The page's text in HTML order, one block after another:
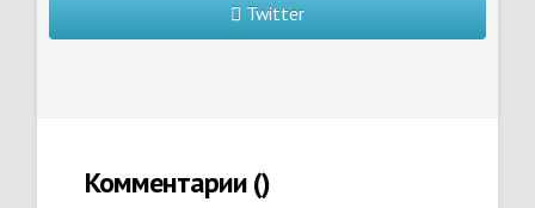
Twitter
Комментарии ()